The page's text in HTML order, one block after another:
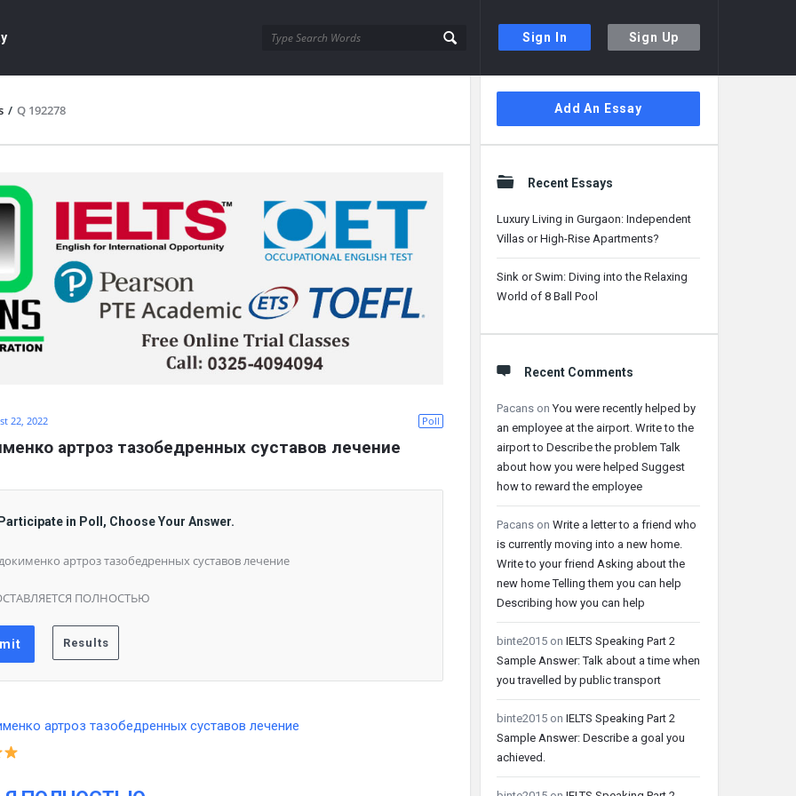
Sign In Sign Up
/ Q 192278
Poll
22, 2022
артроз тазобедренных суставов лечение
in Poll, Choose Your Answer.
артроз тазобедренных суставов лечение
ПОЛНОСТЬЮ
Sidebar
Add An Essay
Recent Essays
Luxury Living in Gurgaon: Independent
Villas or High-Rise Apartments?
Sink or Swim: Diving into the Relaxing
World of 8 Ball Pool
Recent Comments
Pacans onYou were recently helped by
an employee at the airport. Write to the
airport to Describe the problem Talk
about how you were helped Suggest
how to reward the employee
Pacans on Write a letter to a friend who
is currently moving into a new home.
Write to your friend Asking about the
new home Telling them you can help
Describing how you can help
binte2015 on IELTS Speaking Part 2
Sample Answer: Talk about a time when
you travelled by public transport
binte2015 on IELTS Speaking Part 2
Sample Answer: Describe a goal you
achieved.